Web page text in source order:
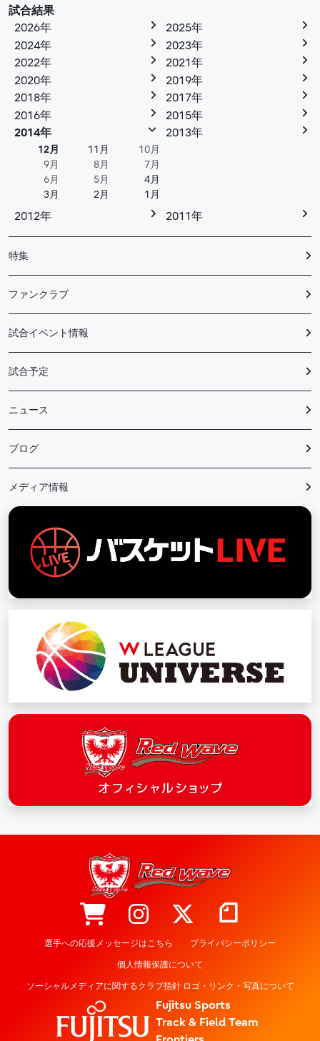
試合結果
2026年
2025年
2024年
2023年
2022年
2021年
2020年
2019年
2018年
2017年
2016年
2015年
2014年
12月 11月
10月
9月
8月
7月
6月
5月
4月
3月
2月 1月
2013年
2012年 2011年
特集
ファンクラブ
試合イベント情報
試合予定
ニュース
ブログ
メディア情報
選手への応援メッセージはこちら プライバシーポリシー
個人情報保護について
ソーシャルメディアに関するクラブ指針 ロゴ・リンク・写真について
Fujitsu Sports
Track & Field Team